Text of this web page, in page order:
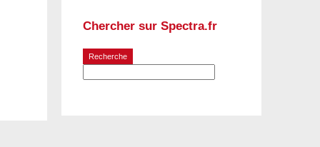
Chercher sur Spectra.fr